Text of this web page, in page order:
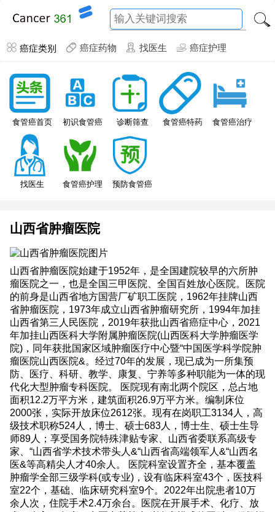
癌症类别 癌症药物 找医生 癌症护理
食管癌首页 初识食管癌 诊断筛查 食管癌特药 食管癌治疗
找医生 食管癌护理 预防食管癌
山西省肿瘤医院
山西省肿瘤医院始建于1952年，是全国建院较早的六所肿
瘤医院之一，也是全国三甲医院、全国百姓放心医院。医院
的前身是山西省地方国营厂矿职工医院，1962年挂牌山西
省肿瘤医院，1973年成立山西省肿瘤研究所，1994年加挂
山西省第三人民医院，2019年获批山西省癌症中心，2021
年加挂山西医科大学附属肿瘤医院(山西医科大学肿瘤医学
院)，同年获批国家区域肿瘤医疗中心暨“中国医学科学院肿
瘤医院山西医院&。经过70年的发展，现已成为一所集预
防、医疗、科研、教学、康复、宁养等多种职能为一体的现
代化大型肿瘤专科医院。 医院现有南北两个院区，总占地
面积12.2万平方米，建筑面积26.9万平方米。编制床位
2000张，实际开放床位2612张。现有在岗职工3134人，高
级技术职称524人，博士、硕士683人，博士生、硕士生导
师89人；享受国务院特殊津贴专家、山西省委联系高级专
家、“山西省学术技术带头人&“山西省高端领军人&“山西名
医&等高精尖人才40余人。 医院科室设置齐全，基本覆盖
肿瘤学全部三级学科(或专业)，设有临床科室43个，医技科
室22个，基础、临床研究科室9个。2022年出院患者10万
余人次，住院手术2.4万余台。医院在开展手术、化疗、放